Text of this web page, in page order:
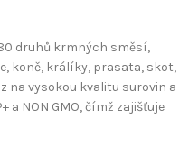
druhů krmných směsí,
koně, králíky, prasata, skot,
na vysokou kvalitu surovin a
a NON GMO, čímž zajišťuje